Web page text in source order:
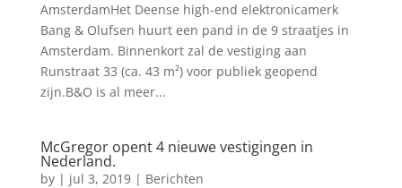
AmsterdamHet Deense high-end elektronicamerk
Bang & Olufsen huurt een pand in de 9 straatjes in
Amsterdam. Binnenkort zal de vestiging aan
Runstraat 33 (ca. 43 m²) voor publiek geopend
zijn.B&O is al meer...
McGregor opent 4 nieuwe vestigingen in
Nederland.
by | jul 3, 2019| Berichten